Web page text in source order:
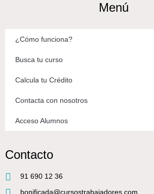
Menú
¿Cómo funciona?
Busca tu curso
Calcula tu Crédito
Contacta con nosotros
Acceso Alumnos
Contacto
91 690 12 36
bonificada@cursostrabajadores.com